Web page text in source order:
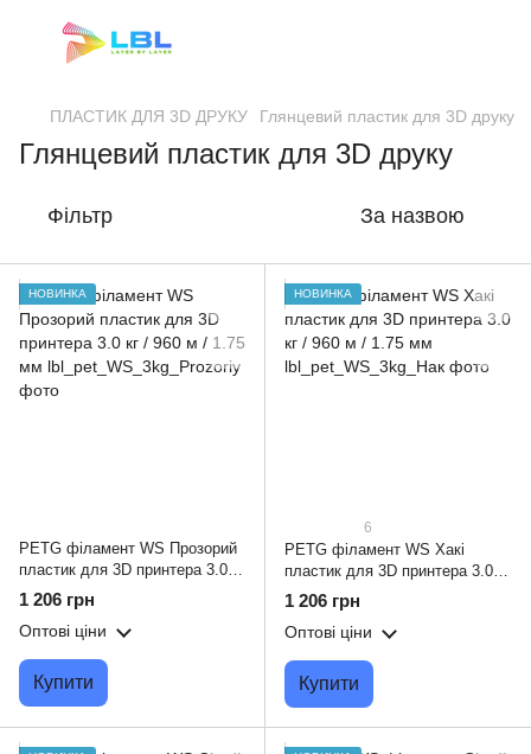
ПЛАСТИК ДЛЯ 3D ДРУКУ Глянцевий пластик для 3D друку
Глянцевий пластик для 3D друку
Фільтр За назвою
НОВИНКА
PETG філамент WS Прозорий
пластик для 3D принтера 3.0 кг
/ 960 м / 1.75 мм
1 206 грн
Оптові ціни
Купити
НОВИНКА
6
PETG філамент WS Хакі
пластик для 3D принтера 3.0 кг
/ 960 м / 1.75 мм
1 206 грн
Оптові ціни
Купити